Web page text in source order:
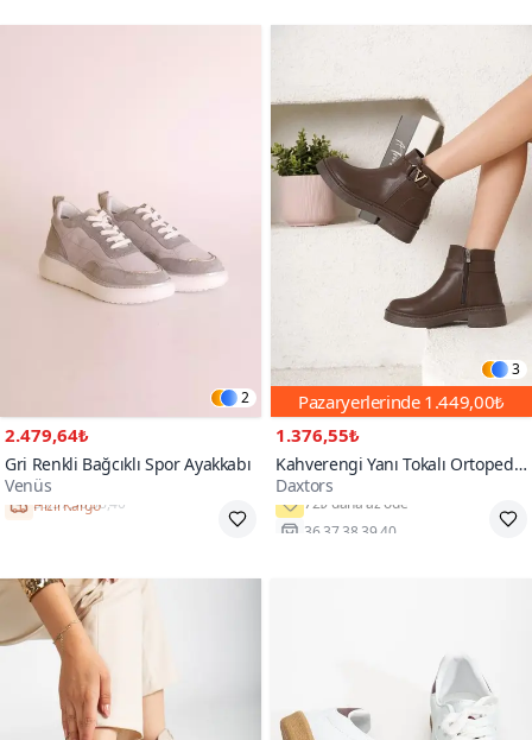
2
2.479,64₺
Gri Renkli Bağcıklı Spor Ayakkabı
Venüs
Hızlı Kargo
3
Pazaryerlerinde 1.449,00₺
1.376,55₺
Kahverengi Yanı Tokalı Ortopedik
Soğuk Geçirmez Bot
Daxtors